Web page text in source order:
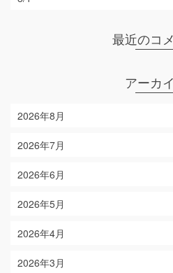
最近のコ
アーカ
2026年8月
2026年7月
2026年6月
2026年5月
2026年4月
2026年3月